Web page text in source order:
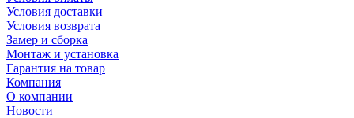
Условия доставки
Условия возврата
Замер и сборка
Монтаж и установка
Гарантия на товар
Компания
О компании
Новости